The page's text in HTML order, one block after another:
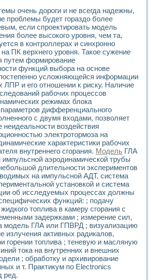
технологических процессов получения
систем технического зрения для контроля
электромагнитных переходных процессов
LabVIEW при разработке обучающих
виртуальных тренажеров путем
блокировок, сигнализации и защиты ускорителя
сбора данных и управления процессом
температурой газовой среды специальной
программного обеспечения с
технологий NATIONAL INSTRUMENTS
для промышленной термотрансферной
реометрических исследований на базе
измерителя иммитанса для исследова¬ния
электромагнитных переходных процессов
для исследования электрических переходных
контроля сварных швов на базе
контроль с применением
надежности и эффективности систем
практикумы и учебные стенды
лабораторного стенда по измерению
лабораторные комплексы для
прибор для исследования нелинейных
виртуальных приборов в процесе
программ ELECTRONICS WORKBENCH-
практикум по дисциплине «Цифровые
практикум по ИНС на основе LabVIEW
практикум по основам теории коммутации
NI LabVIEW для создания
LabVIEW для исследования течения в
очень дороги и не всегда надежны,
проблемы будет гораздо более
если спроектировать модель
более высокого уровня, чем та,
в контроллерах и синхронно
ПК верхнего уровня. Такое сужение
путем формирование
функций выбора на основе
усложняющейся информации
ЛПР и его отношении к риску. Наличие
рабочих процессов
режимах блока
дифференциального
с двумя входами, позволяет
неидеальности воздействия
электротормоза на
характеристики рабочих
внутреннего сгорания. Модель ГЛА
импульсной аэродинамической трубы
длительности экспериментов
на импульсной АДТ, система
установкой и система
об исследуемых процессах должны
функций: ; подачу
жидкого топлива в камеру сгорания с
задержками ; измерение сил,
модель ГЛА или ГПВРД ; визуализацию
излучения активных радикалов,
горении топлива ; теневую и масляную
тока на внутренних и внешних
; обработку и архивирование
и т. Практикум по Electronics
ред.